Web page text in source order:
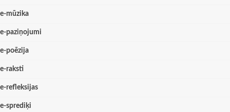
e-mūzika
e-paziņojumi
e-poēzija
e-raksti
e-refleksijas
e-sprediķi